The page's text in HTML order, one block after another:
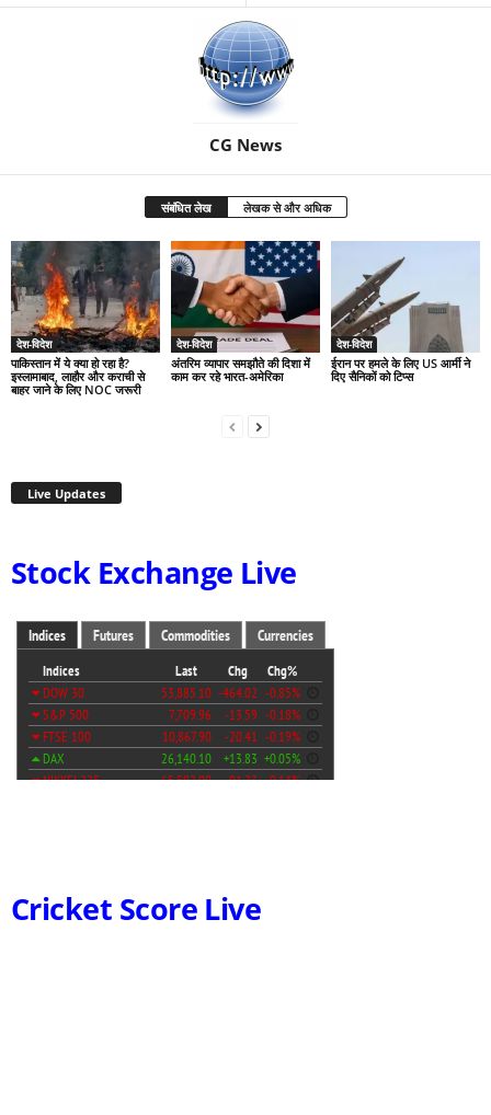
CG News
संबंधित लेख लेखक से और अधिक
देश-विदेश
पाकिस्तान में ये क्या हो रहा है?
इस्लामाबाद, लाहौर और कराची से
बाहर जाने के लिए NOC जरूरी
देश-विदेश
अंतरिम व्यापार समझौते की दिशा में
काम कर रहे भारत-अमेरिका
देश-विदेश
ईरान पर हमले के लिए US आर्मी ने
दिए सैनिकों को टिप्स
Live Updates
Stock Exchange Live
Cricket Score Live